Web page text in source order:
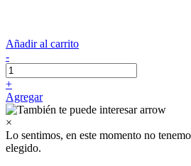
Añadir al carrito
-
+
Agregar
×
Lo sentimos, en este momento no
elegido.